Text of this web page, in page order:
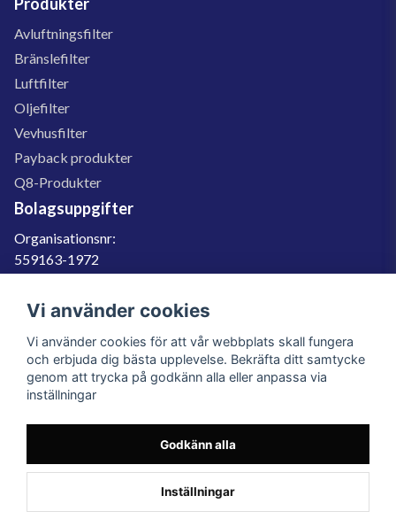
Avluftningsfilter
Bränslefilter
Luftfilter
Oljefilter
Vevhusfilter
Payback produkter
Q8-Produkter
Bolagsuppgifter
Organisationsnr:
559163-1972
SE559163197201
060-566 800
info@filter.se
559163-1972
© 2023 Filter.se, All rights reserved.
Vi använder cookies
Vi använder cookies för att vår webbplats skall fungera
och erbjuda dig bästa upplevelse. Bekräfta ditt samtycke
genom att trycka på godkänn alla eller anpassa via
inställningar
Godkänn alla
Inställningar